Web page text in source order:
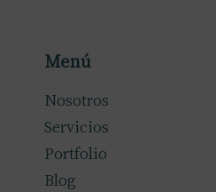
Menú
Nosotros
Servicios
Portfolio
Blog